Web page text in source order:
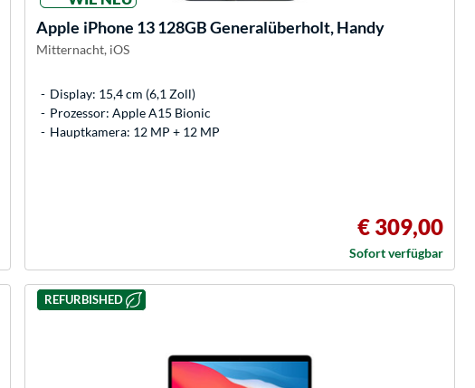
Apple iPhone 13 128GB Generalüberholt, Handy
Mitternacht, iOS
Display: 15,4 cm (6,1 Zoll)
Prozessor: Apple A15 Bionic
Hauptkamera: 12 MP + 12 MP
€ 309,00
Sofort verfügbar
REFURBISHED